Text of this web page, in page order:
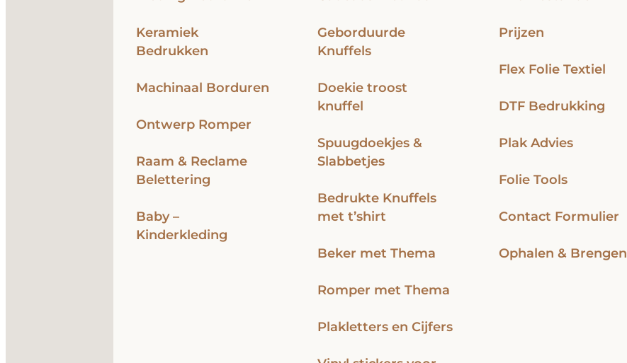
Keramiek
Bedrukken
Machinaal Borduren
Ontwerp Romper
Raam & Reclame
Belettering
Baby –
Kinderkleding
Geborduurde
Knuffels
Doekie troost
knuffel
Spuugdoekjes &
Slabbetjes
Bedrukte Knuffels
met t’shirt
Beker met Thema
Romper met Thema
Plakletters en Cijfers
Prijzen
Flex Folie Textiel
DTF Bedrukking
Plak Advies
Folie Tools
Contact Formulier
Ophalen & Brengen